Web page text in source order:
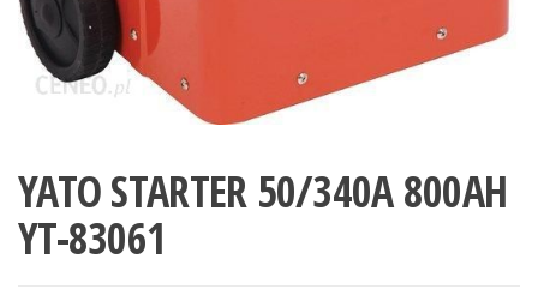
YATO STARTER 50/340A 800AH
YT-83061